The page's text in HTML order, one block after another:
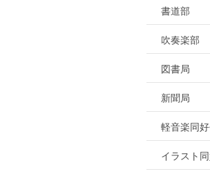
書道部
吹奏楽部
図書局
新聞局
軽音楽同
イラスト